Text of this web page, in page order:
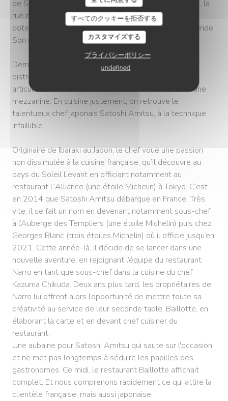
すべてのクッキーを拒否する
カスタマイズする
プライバシーポリシー
undefined
de Saint-Germain-des-Prés. Depuis la mi-mars 2023, la
rue du Dragon dans le 6e arrondissement de Paris se
dote donc d’une excellente nouvelle adresse gourmande.
Son nom ? Baillotte !
Derrière la belle devanture rouge de ce restaurant
bistronomique, on découvre une belle pièce à vivre
articulée autour d’une cuisine ouverte, surmontée d’une
mezzanine. En cuisine justement, on retrouve le
talentueux chef japonais Satoshi Amitsu, à la technique
infaillible.
Originaire de Ibaraki au Japon, le chef voue une passion
non dissimulée à la cuisine française, qu’il découvre au
pays du Soleil Levant en officiant notamment au
restaurant L’Alliance (une étoile Michelin) à Tokyo. C’est
en 2014 que Satoshi Amitsu débarque en France. Très
vite, il se fait un nom en devenant notamment sous-chef
à l’Auberge des Templiers (une étoile Michelin) puis chez
Georges Blanc (trois étoiles Michelin) où il officie jusqu’en
2021. Cette année-là, il décide de se lancer dans une
nouvelle aventure, en rejoignant l’équipe du restaurant
Narro en tant que sous-chef dans la cuisine du chef
Kazuma Chikuda. Deux ans plus tard, les propriétaires de
Narro lui offrent alors l’opportunité de mettre toute sa
créativité au service de leur seconde table, Baillotte, en
élaborant la carte et en devant chef cuisiner du
restaurant.
Une aubaine pour Satoshi Amitsu qui saute sur l'occasion
et ne met pas longtemps à séduire les papilles des
gastronomes. Ce midi, le restaurant Baillotte affichait
complet. Et nous comprenons rapidement ce qui attire la
clientèle française, mais aussi japonaise.